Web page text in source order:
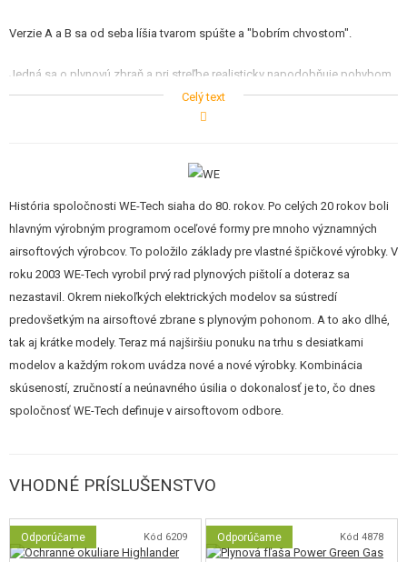
Verzie A a B sa od seba líšia tvarom spúšte a "bobrím chvostom".
Jedná sa o plynovú zbraň a pri streľbe realisticky napodobňuje pohybom
záveru streľbu. Tzv. Blow back systém. Plyn sa plní do zásobníka s
kapacitou 15 guličiek a na jedno naplnenie z fľaše je možné vystrieľať 15-
Tieto zbrane majú reálnu rozborku a vyžadujú údržbu ako skutočné
zbrane. Jedná sa o najrealistickejšie airsoftové repliky na trhu, pretože sa
vhľadom, hmotnosťou, funkciou a konštrukciou približujú svojim reálnym
predlohám.
Celý text
História spoločnosti WE-Tech siaha do 80. rokov. Po celých 20 rokov boli
hlavným výrobným programom oceľové formy pre mnoho významných
airsoftových výrobcov. To položilo základy pre vlastné špičkové výrobky. V
roku 2003 WE-Tech vyrobil prvý rad plynových pištolí a doteraz sa
nezastavil. Okrem niekoľkých elektrických modelov sa sústredí
predovšetkým na airsoftové zbrane s plynovým pohonom. A to ako dlhé,
tak aj krátke modely. Teraz má najširšiu ponuku na trhu s desiatkami
modelov a každým rokom uvádza nové a nové výrobky. Kombinácia
skúseností, zručností a neúnavného úsilia o dokonalosť je to, čo dnes
spoločnosť WE-Tech definuje v airsoftovom odbore.
VHODNÉ PRÍSLUŠENSTVO
Odporúčame Kód 6209 Odporúčame Kód 4878